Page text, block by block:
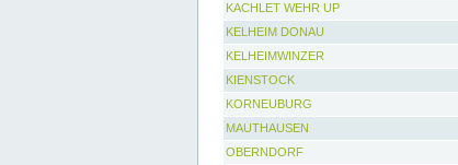
KACHLET WEHR UP
KELHEIM DONAU
KELHEIMWINZER
KIENSTOCK
KORNEUBURG
MAUTHAUSEN
OBERNDORF